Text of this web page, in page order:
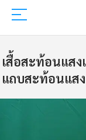
เสื้อสะท้อนแส
แถบสะท้อนแสง